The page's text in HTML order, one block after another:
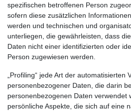
spezifischen betroffenen Person
sofern diese zusätzlichen
werden und technischen und
unterliegen, die gewährleisten, dass
Daten nicht einer identifizierten oder
Person zugewiesen werden.
„Profiling“ jede Art der automatisierten
personenbezogener Daten, die darin
personenbezogenen Daten verwendet
persönliche Aspekte, die sich auf eine